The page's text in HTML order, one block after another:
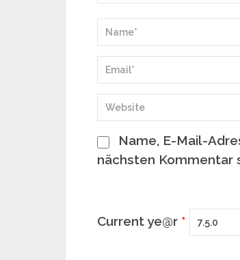
Name, E-Mail-
nächsten Kommentar
Current ye@r *